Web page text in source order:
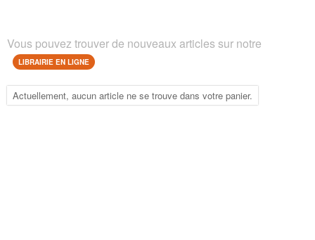
Vous pouvez trouver de nouveaux articles sur notre
LIBRAIRIE EN LIGNE
Actuellement, aucun article ne se trouve dans votre panier.